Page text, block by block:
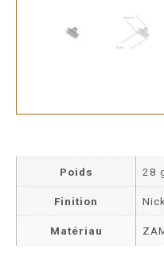
Poids 28
Finition
Matériau